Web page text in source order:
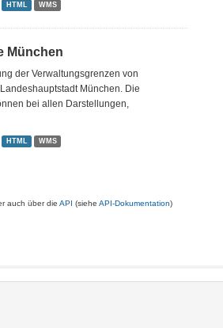
HTML WMS
München
der Verwaltungsgrenzen von
München. Die
bei allen Darstellungen,
HTML WMS
auch über die API (siehe API-Dokumentation)